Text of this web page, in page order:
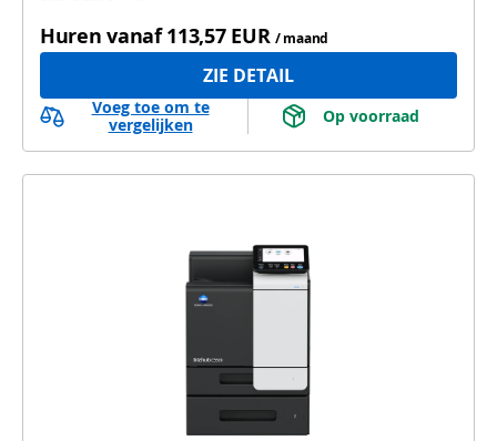
Huren vanaf 113,57 EUR / maand
ZIE DETAIL
Voeg toe om te
vergelijken
Op voorraad